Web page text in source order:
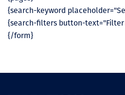
Үйлчилгээ
{search-keyword
{search-filters button-text="Filter
{/form}